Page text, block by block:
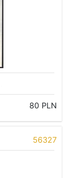
80 PLN
56327